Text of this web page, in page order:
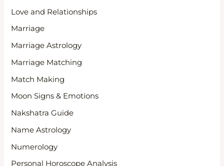
Love and Relationships
Marriage
Marriage Astrology
Marriage Matching
Match Making
Moon Signs & Emotions
Nakshatra Guide
Name Astrology
Numerology
Personal Horoscope Analysis